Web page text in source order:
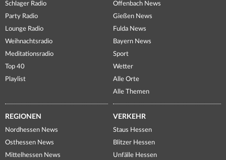
Schlager Radio
Party Radio
Lounge Radio
Weihnachtsradio
Meditationsradio
Top 40
Playlist
Offenbach News
Gießen News
Fulda News
Bayern News
Sport
Wetter
Alle Orte
Alle Themen
REGIONEN
Nordhessen News
Osthessen News
Mittelhessen News
VERKEHR
Staus Hessen
Blitzer Hessen
Unfälle Hessen